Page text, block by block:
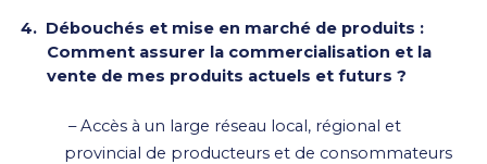
4. Débouchés et mise en marché de produits :
Comment assurer la commercialisation et la
vente de mes produits actuels et futurs ?
–Accès à un large réseau local, régional et
provincial de producteurs et de consommateurs